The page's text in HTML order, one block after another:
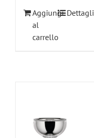
Aggiungi
al
carrello
Dettagli